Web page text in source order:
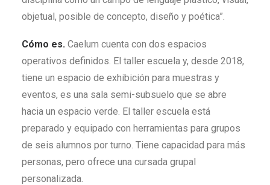
objetual, posible de concepto, diseño y poética”.
Cómo es. Caelum cuenta con dos espacios
operativos definidos. El taller escuela y, desde 2018,
tiene un espacio de exhibición para muestras y
eventos, es una sala semi-subsuelo que se abre
hacia un espacio verde. El taller escuela está
preparado y equipado con herramientas para grupos
de seis alumnos por turno. Tiene capacidad para más
personas, pero ofrece una cursada grupal
personalizada.